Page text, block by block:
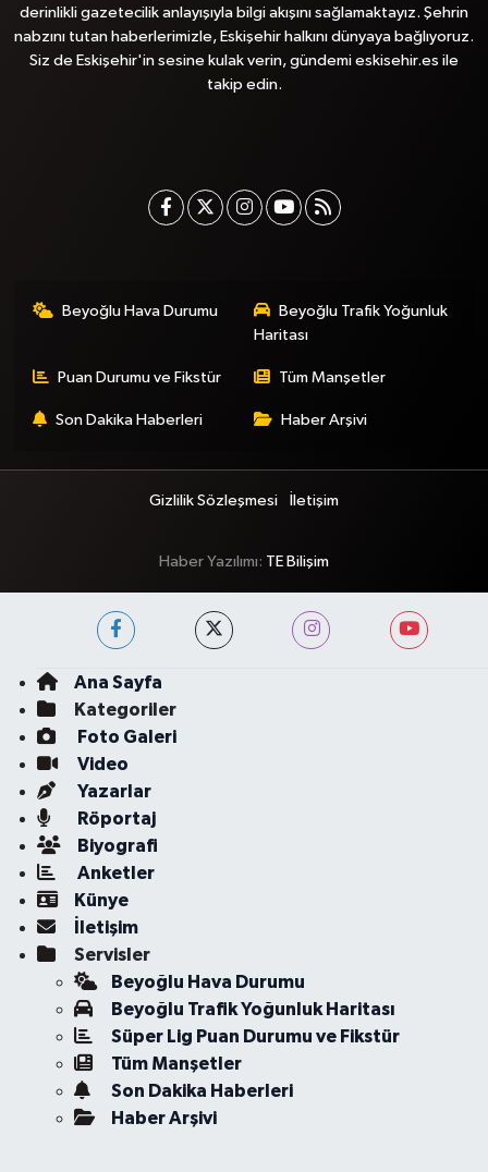
derinlikli gazetecilik anlayışıyla bilgi akışını sağlamaktayız. Şehrin
nabzını tutan haberlerimizle, Eskişehir halkını dünyaya bağlıyoruz.
Siz de Eskişehir'in sesine kulak verin, gündemi eskisehir.es ile
takip edin.
Beyoğlu Hava Durumu
Beyoğlu Trafik Yoğunluk
Haritası
Puan Durumu ve Fikstür Tüm Manşetler
Son Dakika Haberleri Haber Arşivi
Gizlilik Sözleşmesi İletişim
Haber Yazılımı: TE Bilişim
Ana Sayfa
Kategoriler
Foto Galeri
Video
Yazarlar
Röportaj
Biyografi
Anketler
Künye
İletişim
Servisler
Beyoğlu Hava Durumu
Beyoğlu Trafik Yoğunluk Haritası
Süper Lig Puan Durumu ve Fikstür
Tüm Manşetler
Son Dakika Haberleri
Haber Arşivi